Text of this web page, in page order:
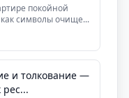
покойной
символы очище...
и толкование —